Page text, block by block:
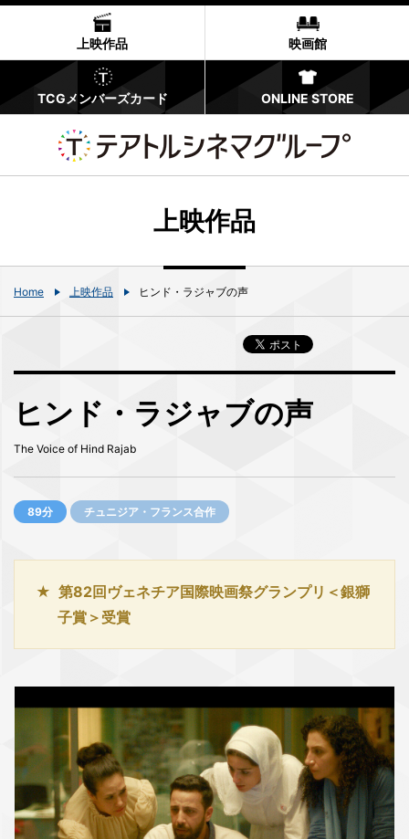
上映作品 映画館
TCGメンバーズカード ONLINE STORE
上映作品
Home 上映作品 ヒンド・ラジャブの声
ヒンド・ラジャブの声
The Voice of Hind Rajab
89分 チュニジア・フランス合作
第82回ヴェネチア国際映画祭グランプリ＜銀獅
子賞＞受賞